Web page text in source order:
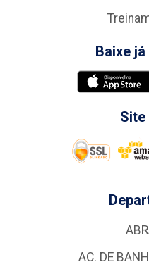
Baixe
Site
AC. DE